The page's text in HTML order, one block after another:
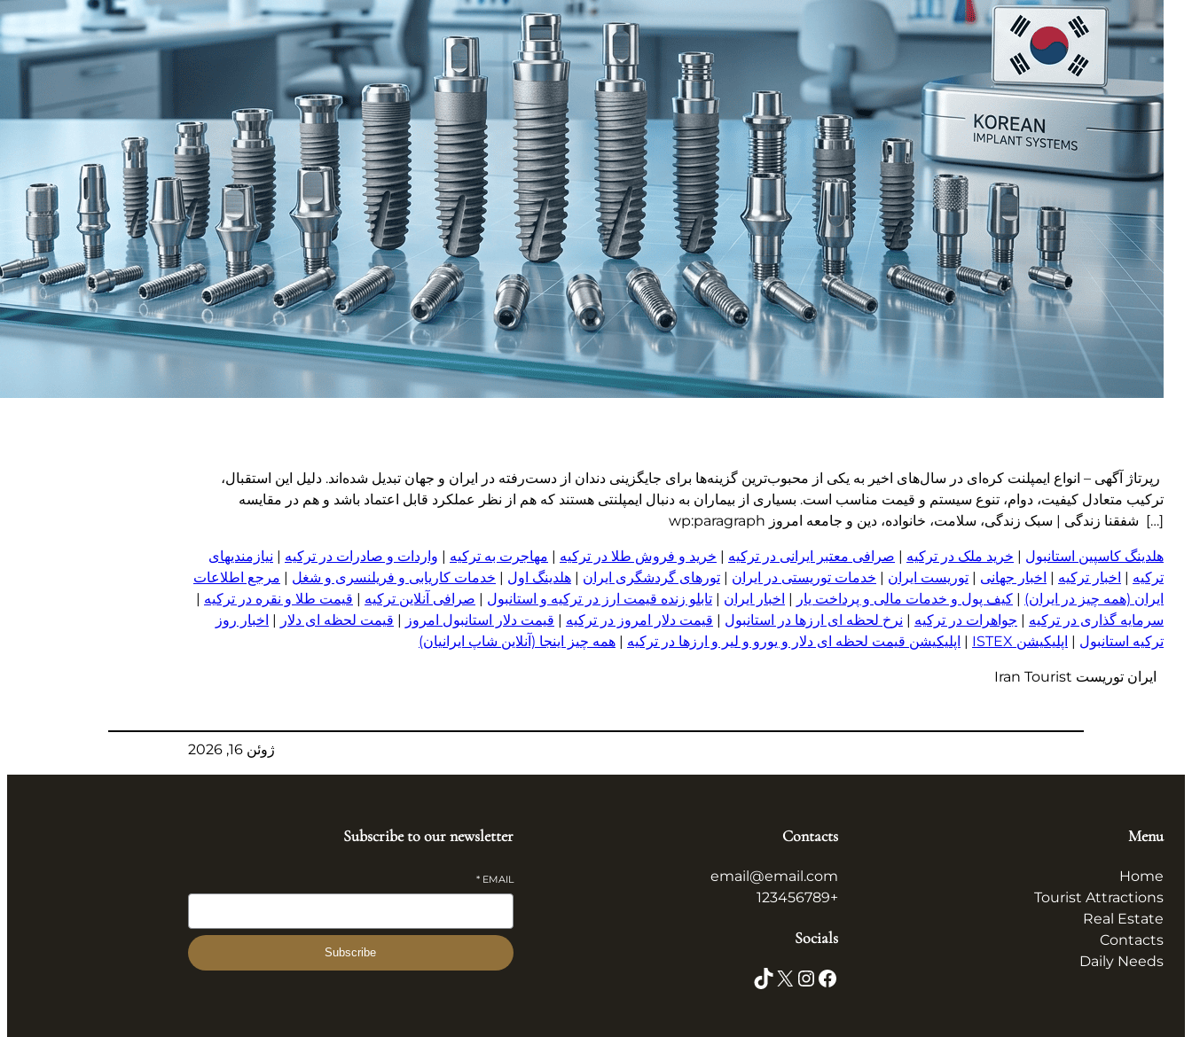
رپرتاژ آگهی – انواع ایمپلنت کره‌ای در سال‌های اخیر به یکی از محبوب‌ترین گزینه‌ها برای جایگزینی دندان از دست‌رفته در ایران و جهان تبدیل شده‌اند. دلیل این استقبال،
ترکیب متعادل کیفیت، دوام، تنوع سیستم و قیمت مناسب است. بسیاری از بیماران به دنبال ایمپلنتی هستند که هم از نظر عملکرد قابل اعتماد باشد و هم در مقایسه
[…] شفقنا زندگی | سبک زندگی، سلامت، خانواده، دین و جامعه امروز wp:paragraph
هلدینگ کاسپین استانبول | خرید ملک در ترکیه | صرافی معتبر ایرانی در ترکیه | خرید و فروش طلا در ترکیه | مهاجرت به ترکیه | واردات و صادرات در ترکیه | نیازمندیهای
ترکیه | اخبار ترکیه | اخبار جهانی | توریست ایران | خدمات توریستی در ایران | تورهای گردشگری ایران | هلدینگ اول | خدمات کاریابی و فریلنسری و شغل | مرجع اطلاعات
ایران (همه چیز در ایران) | کیف پول و خدمات مالی و پرداخت یار | اخبار ایران | تابلو زنده قیمت ارز در ترکیه و استانبول | صرافی آنلاین ترکیه | قیمت طلا و نقره در ترکیه |
سرمایه گذاری در ترکیه | جواهرات در ترکیه | نرخ لحظه ای ارزها در استانبول | قیمت دلار امروز در ترکیه | قیمت دلار استانبول امروز | قیمت لحظه ای دلار | اخبار روز
ترکیه استانبول | اپلیکیشن ISTEX | اپلیکیشن قیمت لحظه ای دلار و یورو و لیر و ار زها در ترکیه | همه چیز اینجا (آنلاین شاپ ایرانیان)
ایران توریست Iran Tourist
ژوئن 16, 2026
Menu
Home
Tourist Attractions
Real Estate
Contacts
Daily Needs
Contacts
email@email.com
+123456789
Socials
Facebook
Instagram
X
TikTok
Subscribe to our newsletter
EMAIL
*
Subscribe